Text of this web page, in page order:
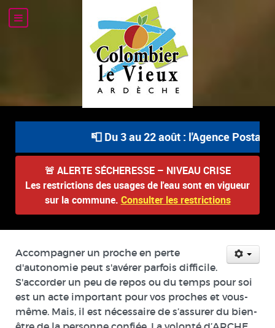
📮 Du 3 au 22 août : l'Agence Postale
🚨 ALERTE SÉCHERESSE – NIVEAU CRISE
Les restrictions des usages de l'eau sont en vigueur
sur la commune. Consulter les restrictions
Accompagner un proche en perte
d'autonomie peut s'avérer parfois difficile.
S'accorder un peu de repos ou du temps pour soi
est un acte important pour vos proches et vous-
même. Mais, il est nécessaire de s’assurer du bien-